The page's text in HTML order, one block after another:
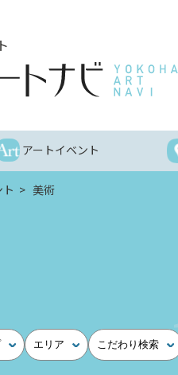
アートイベント
美術
エリア こだわり検索